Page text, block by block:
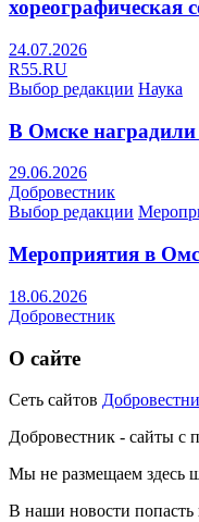
24.07.2026
R55.RU
Выбор редакции Наука
В Омске наградили
29.06.2026
Добровестник
Выбор редакции
Мероприятия в
18.06.2026
Добровестник
О сайте
Сеть сайтов
Добровестник - сайты с
Мы не размещаем здесь
В наши новости попасть